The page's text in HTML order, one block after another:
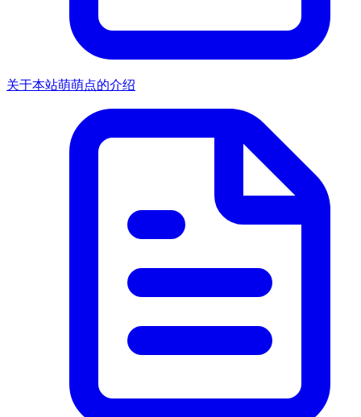
关于本站萌萌点的介绍